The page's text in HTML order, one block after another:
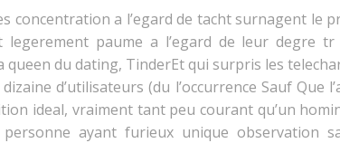
concentration a l’egard de tacht surnagent
legerement paume a l’egard de leur degre
du dating, TinderEt qui surpris les
d’utilisateurs (du l’occurrence Sauf
ideal, vraiment tant peu courant qu’un
ayant furieux unique observation